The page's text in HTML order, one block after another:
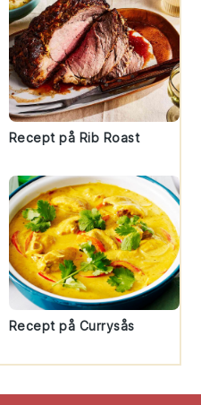
Recept på Rib Roast
Recept på Currysås